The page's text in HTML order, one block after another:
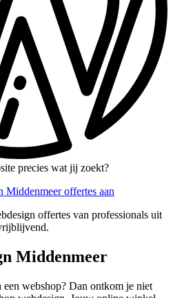
precies wat jij zoekt?
Middenmeer offertes aan
offertes van professionals uit
Middenmeer
webshop? Dan ontkom je niet